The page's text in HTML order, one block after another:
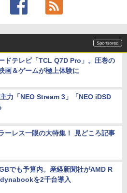
ドテレビ「TCL Q7D Pro」。圧巻の
画＆ゲームが極上体験に
力「NEO Stream 3」「NEO iDSD
ーレス一眼の大特集！ 見どころ記事
でも予算内。産経新聞社がAMD R
を2千台導入